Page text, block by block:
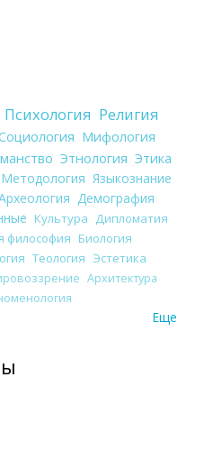
Психология Религия
Мифология
Этнология Этика
Методология Языкознание
Демография
Культура
Дипломатия
философия Биология
Теология Эстетика
Архитектура
Еще